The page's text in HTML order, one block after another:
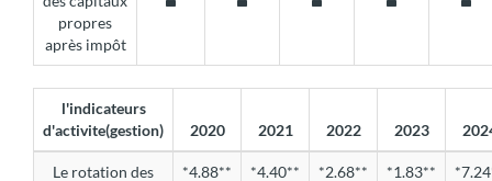
propres
après impôt
l'indicateurs
d'activite(gestion)
2020 2021 2022 2023
Le rotation des
*4.88** *4.40** *2.68** *1.83**